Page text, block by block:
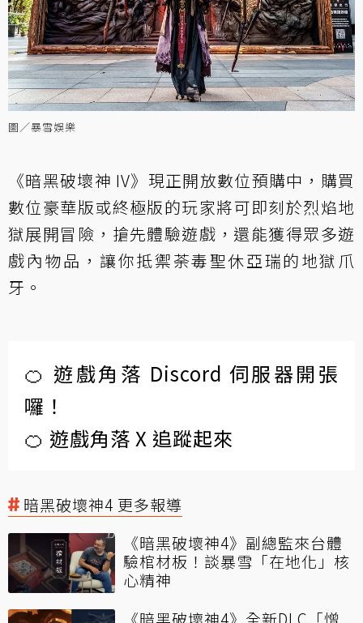
圖／暴雪娛樂
《暗黑破壞神 IV》現正開放數位預購中，購買
數位豪華版或終極版的玩家將可即刻於烈焰地
獄展開冒險，搶先體驗遊戲，還能獲得眾多遊
戲內物品，讓你抵禦荼毒聖休亞瑞的地獄爪
牙。
🍊 遊戲角落 Discord 伺服器開張
囉！
🍊 遊戲角落 X 追蹤起來
暗黑破壞神4 更多報導
《暗黑破壞神4》副總監來台體
驗棺材板！談暴雪「在地化」核
心精神
《暗黑破壞神4》全新DLC「憎